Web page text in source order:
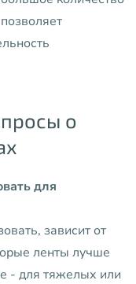
о
для
зависит от
ленты лучше
- для тяжелых или